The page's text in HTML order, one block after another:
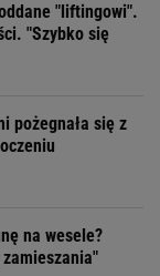
"liftingowi".
"Szybko się
pożegnała się z
na wesele?
zamieszania"